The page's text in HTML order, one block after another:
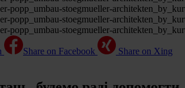
Share on Facebook
Share on Xing